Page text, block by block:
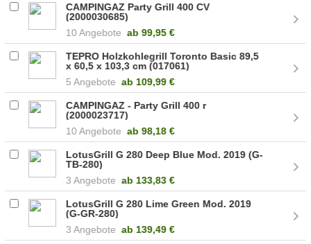
CAMPINGAZ Party Grill 400 CV
(2000030685)
10 Angebote ab 99,95 €
TEPRO Holzkohlegrill Toronto Basic 89,5
x 60,5 x 103,3 cm (017061)
5 Angebote ab 109,99 €
CAMPINGAZ - Party Grill 400 r
(2000023717)
10 Angebote ab 98,18 €
LotusGrill G 280 Deep Blue Mod. 2019 (G-
TB-280)
3 Angebote ab 133,83 €
LotusGrill G 280 Lime Green Mod. 2019
(G-GR-280)
3 Angebote ab 139,49 €